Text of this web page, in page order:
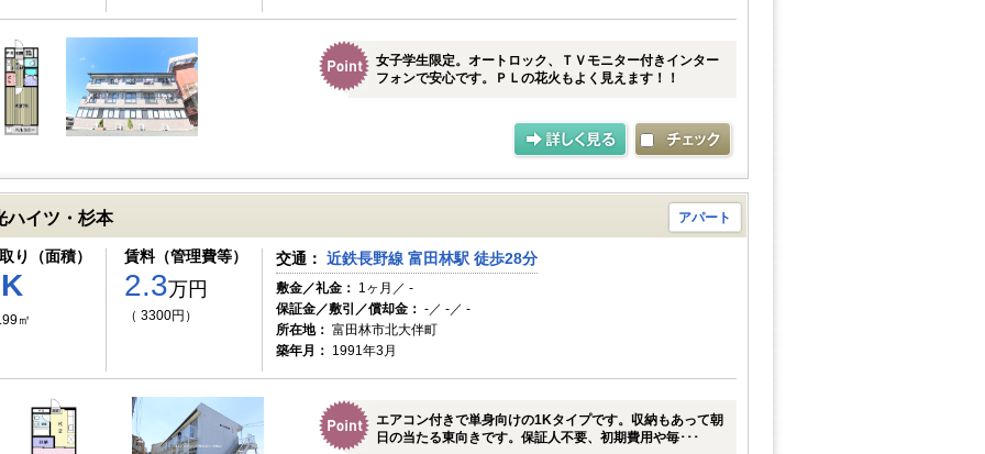
女子学生限定。オートロック、ＴＶモニター付きインター
フォンで安心です。ＰＬの花火もよく見えます！！
ハイツ・杉本 アパート
り（面積）
㎡
賃料（管理費等）
2.3万円
（ 3300円）
交通： 近鉄長野線 富田林駅 徒歩28分
敷金／礼金： 1ヶ月／ -
保証金／敷引／償却金： -／ -／ -
所在地： 富田林市北大伴町
築年月： 1991年3月
エアコン付きで単身向けの1Kタイプです。収納もあって朝
日の当たる東向きです。保証人不要、初期費用や毎･･･